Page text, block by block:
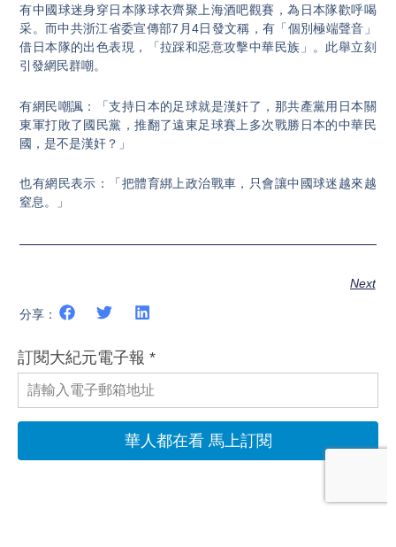
有中國球迷身穿日本隊球衣齊聚上海酒吧觀賽，為日本隊歡呼喝
采。而中共浙江省委宣傳部7月4日發文稱，有「個別極端聲音」
借日本隊的出色表現，「拉踩和惡意攻擊中華民族」。此舉立刻
引發網民群嘲。
有網民嘲諷：「支持日本的足球就是漢奸了，那共產黨用日本關
東軍打敗了國民黨，推翻了遠東足球賽上多次戰勝日本的中華民
國，是不是漢奸？」
也有網民表示：「把體育綁上政治戰車，只會讓中國球迷越來越
窒息。」
Next
分享：